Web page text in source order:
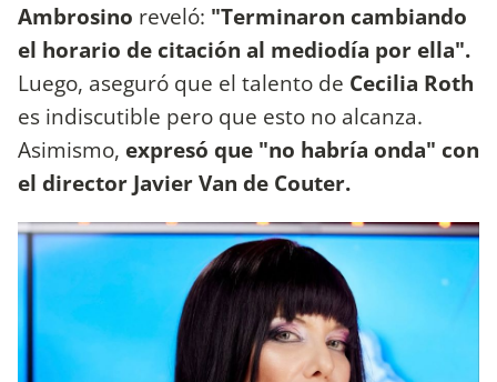
Ambrosino reveló: "Terminaron cambiando
el horario de citación al mediodía por ella".
Luego, aseguró que el talento de Cecilia Roth
es indiscutible pero que esto no alcanza.
Asimismo, expresó que "no habría onda" con
el director Javier Van de Couter.